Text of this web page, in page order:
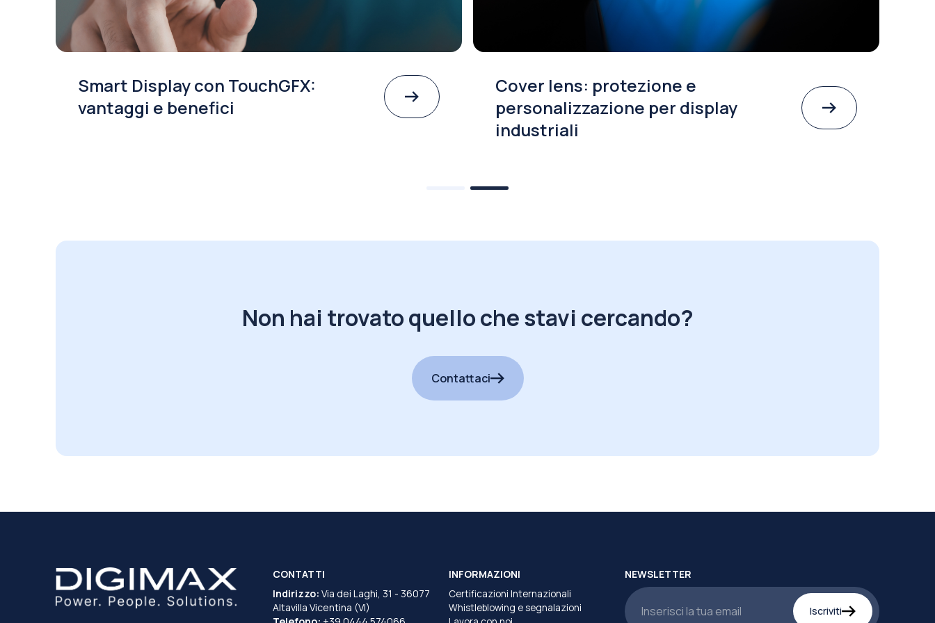
Smart Display con TouchGFX:
vantaggi e benefici
Cover lens: protezione e
personalizzazione per display
industriali
Non hai trovato quello che stavi cercando?
Contattaci
CONTATTI
Indirizzo: Via dei Laghi, 31 - 36077
Altavilla Vicentina (VI)
INFORMAZIONI
Certificazioni Internazionali
Whistleblowing e segnalazioni
NEWSLETTER
Iscriviti